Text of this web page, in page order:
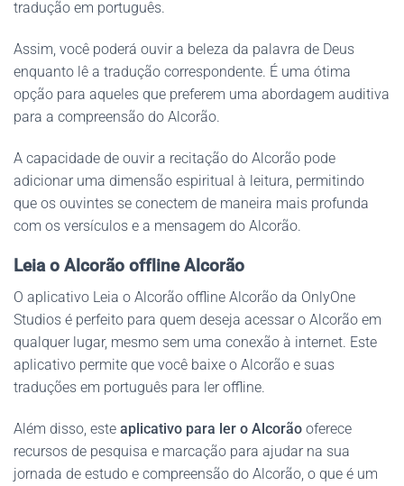
tradução em português.
Assim, você poderá ouvir a beleza da palavra de Deus
enquanto lê a tradução correspondente. É uma ótima
opção para aqueles que preferem uma abordagem auditiva
para a compreensão do Alcorão.
A capacidade de ouvir a recitação do Alcorão pode
adicionar uma dimensão espiritual à leitura, permitindo
que os ouvintes se conectem de maneira mais profunda
com os versículos e a mensagem do Alcorão.
Leia o Alcorão offline Alcorão
O aplicativo Leia o Alcorão offline Alcorão da OnlyOne
Studios é perfeito para quem deseja acessar o Alcorão em
qualquer lugar, mesmo sem uma conexão à internet. Este
aplicativo permite que você baixe o Alcorão e suas
traduções em português para ler offline.
Além disso, este aplicativo para ler o Alcorão oferece
recursos de pesquisa e marcação para ajudar na sua
jornada de estudo e compreensão do Alcorão, o que é um